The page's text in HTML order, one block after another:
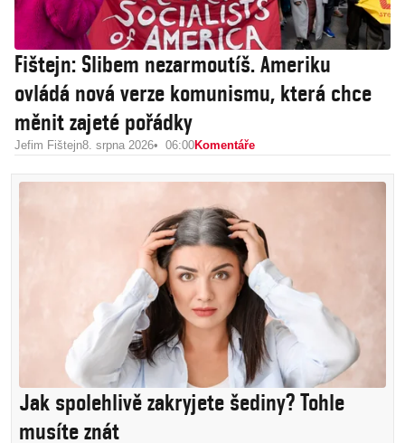
Fištejn: Slibem nezarmoutíš. Ameriku
ovládá nová verze komunismu, která chce
měnit zajeté pořádky
Jefim Fištejn8. srpna 2026 06:00Komentáře
Jak spolehlivě zakryjete šediny? Tohle
musíte znát